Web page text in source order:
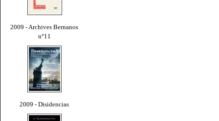
2009 - Archives Bernanos
n°11
2009 - Disidencias